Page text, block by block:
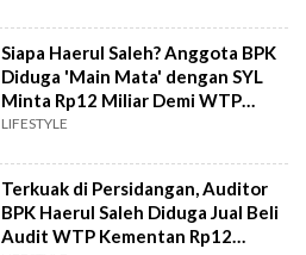
Siapa Haerul Saleh? Anggota BPK
Diduga 'Main Mata' dengan SYL
Minta Rp12 Miliar Demi WTP
Kementan
LIFESTYLE
Terkuak di Persidangan, Auditor
BPK Haerul Saleh Diduga Jual Beli
Audit WTP Kementan Rp12